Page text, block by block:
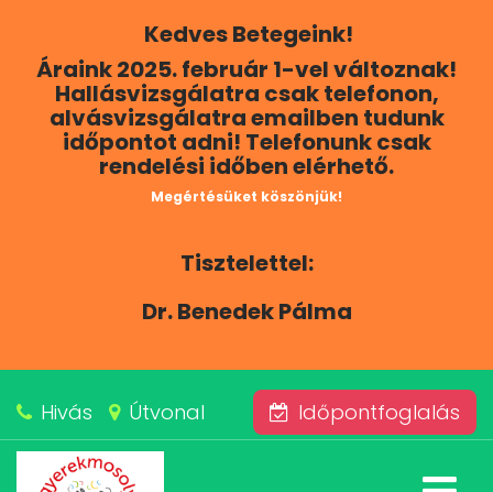
Kedves Betegeink!
Áraink 2025. február 1-vel változnak!
Hallásvizsgálatra csak telefonon,
alvásvizsgálatra emailben tudunk
időpontot adni! Telefonunk csak
rendelési időben elérhető.
Megértésüket köszönjük!
Tisztelettel:
Dr. Benedek Pálma
Hivás Útvonal Időpontfoglalás
RÓLUNK
KAPCSOLAT
SZOLGÁLTATÁSAINK